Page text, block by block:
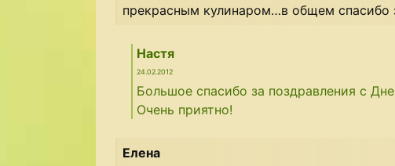
прекрасным кулинаром…в общем
Настя
24.02.2012
Большое спасибо за поздравления с
Очень приятно!
Елена